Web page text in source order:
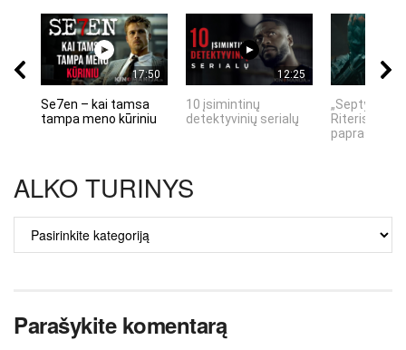
17:50
Se7en – kai tamsa
tampa meno kūriniu
12:25
10 įsimintinų
detektyvinių serialų
„Septynių
Riteris" – kai
ALKO TURINYS
ALKO
TURINYS
Parašykite komentarą